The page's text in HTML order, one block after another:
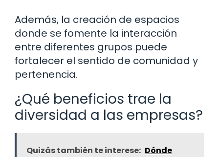
Además, la creación de espacios
donde se fomente la interacción
entre diferentes grupos puede
fortalecer el sentido de comunidad y
pertenencia.
¿Qué beneficios trae la
diversidad a las empresas?
Quizás también te interese: Dónde